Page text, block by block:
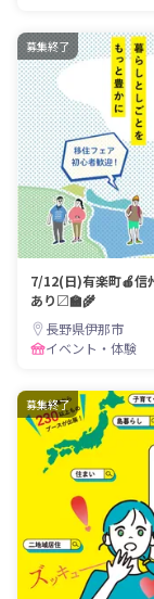
募集終了
7/12(日)有楽町🍎信
あり〼🏫🌾
長野県伊那市
イベント・体験
募集終了